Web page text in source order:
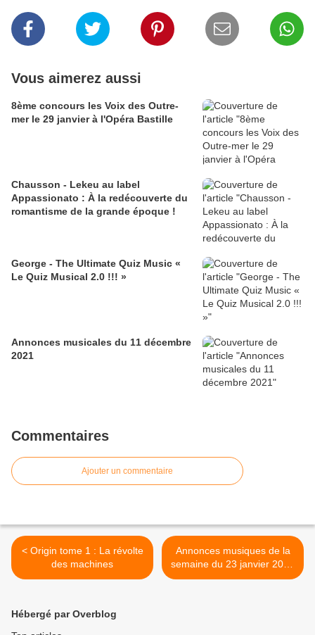
Vous aimerez aussi
8ème concours les Voix des Outre-
mer le 29 janvier à l'Opéra Bastille
Chausson - Lekeu au label
Appassionato : À la redécouverte du
romantisme de la grande époque !
George - The Ultimate Quiz Music «
Le Quiz Musical 2.0 !!! »
Annonces musicales du 11 décembre
2021
Commentaires
Ajouter un commentaire
< Origin tome 1 : La révolte
des machines
Annonces musiques de la
semaine du 23 janvier 2020
>
Hébergé par Overblog